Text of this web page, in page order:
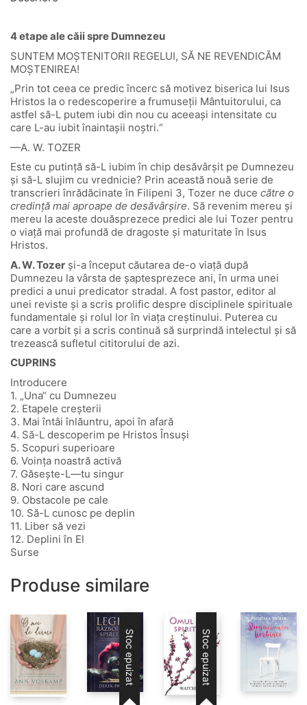
4 etape ale căii spre Dumnezeu
SUNTEM MOȘTENITORII REGELUI, SĂ NE REVENDICĂM
MOȘTENIREA!
„Prin tot ceea ce predic încerc să motivez biserica lui Isus
Hristos la o redescoperire a frumuseții Mântuitorului, ca
astfel să-L putem iubi din nou cu aceeași intensitate cu
care L-au iubit înaintașii noștri.“
—A. W. TOZER
Este cu putință să-L iubim în chip desăvârșit pe Dumnezeu
și să-L slujim cu vrednicie? Prin această nouă serie de
transcrieri înrădăcinate în Filipeni 3, Tozer ne duce către o
credință mai aproape de desăvârșire. Să revenim mereu și
mereu la aceste douăsprezece predici ale lui Tozer pentru
o viață mai profundă de dragoste și maturitate în Isus
Hristos.
A. W. Tozer și-a început căutarea de-o viață după
Dumnezeu la vârsta de șaptesprezece ani, în urma unei
predici a unui predicator stradal. A fost pastor, editor al
unei reviste și a scris prolific despre disciplinele spirituale
fundamentale și rolul lor în viața creștinului. Puterea cu
care a vorbit și a scris continuă să surprindă intelectul și să
trezească sufletul cititorului de azi.
CUPRINS
Introducere
1. „Una“ cu Dumnezeu
2. Etapele creșterii
3. Mai întâi înlăuntru, apoi în afară
4. Să-L descoperim pe Hristos Însuși
5. Scopuri superioare
6. Voința noastră activă
7. Găsește-L—tu singur
8. Nori care ascund
9. Obstacole pe cale
10. Să-L cunosc pe deplin
11. Liber să vezi
12. Deplini în El
Surse
Produse similare
Stoc epuizat Stoc epuizat